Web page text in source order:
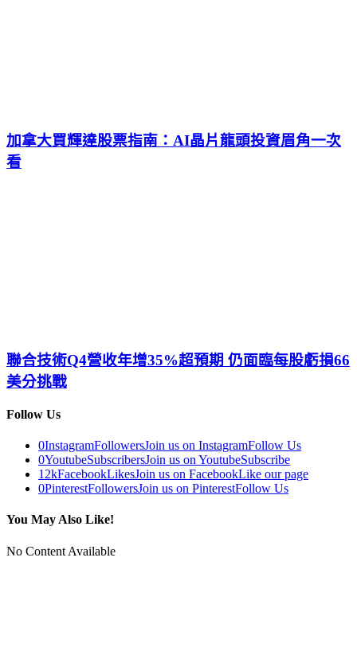
加拿大買輝達股票指南：AI晶片龍頭投資眉角一次
看
聯合技術Q4營收年增35%超預期 仍面臨每股虧損66
美分挑戰
Follow Us
0InstagramFollowersJoin us on InstagramFollow Us
0YoutubeSubscribersJoin us on YoutubeSubscribe
12kFacebookLikesJoin us on FacebookLike our page
0PinterestFollowersJoin us on PinterestFollow Us
You May Also Like!
No Content Available